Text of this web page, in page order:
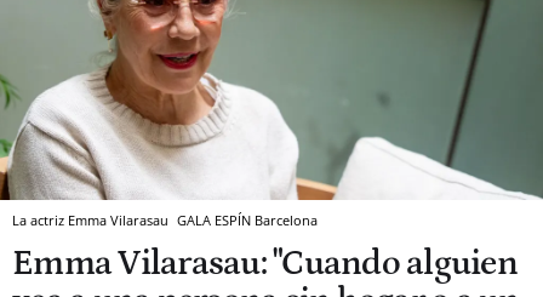
La actriz Emma Vilarasau GALA ESPÍN Barcelona
Emma Vilarasau: "Cuando alguien